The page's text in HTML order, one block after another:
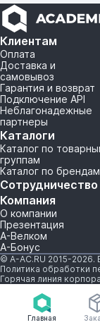
Главная
Клиентам
Оплата
Доставка и
самовывоз
Гарантия и возврат
Подключение API
Неблагонадежные
партнеры
Каталоги
Каталог по
группам
Каталог по брендам
Сотрудничество
Компания
О компании
Презентация
А-Велком
А-Бонус
© A-AC.RU 2015-
Политика обработки
Горячая линия